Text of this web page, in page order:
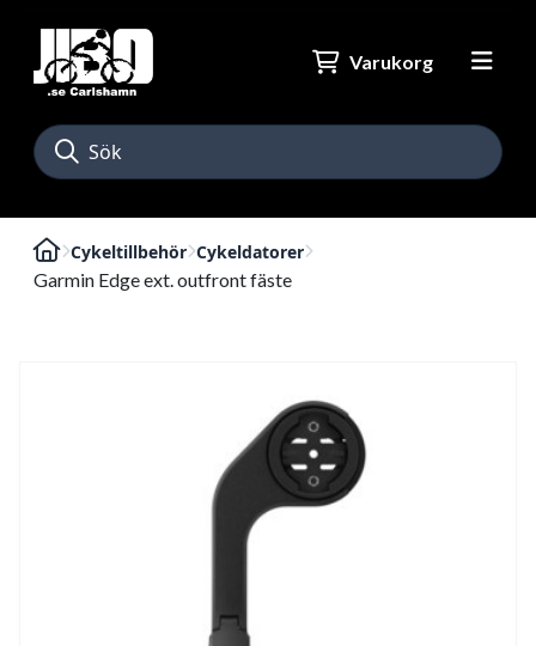
Varukorg
Cykeltillbehör Cykeldatorer
Garmin Edge ext. outfront fäste